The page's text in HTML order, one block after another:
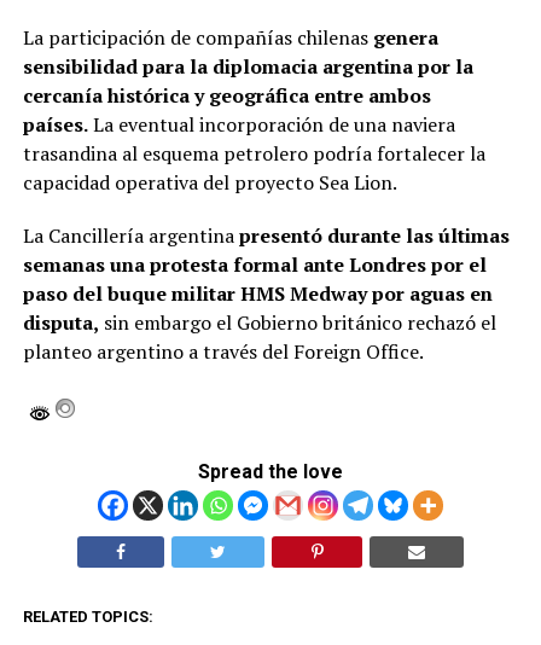
La participación de compañías chilenasgenera
sensibilidad para la diplomacia argentina por la
cercanía histórica y geográfica entre ambos
países.La eventual incorporación de una naviera
trasandina al esquema petrolero podría fortalecer la
capacidad operativa del proyecto Sea Lion.
La Cancillería argentinapresentó durante las últimas
semanas una protesta formal ante Londres por el
paso del buque militar HMS Medway por aguas en
disputa, sin embargo el Gobierno británico rechazó el
planteo argentino a través del Foreign Office.
Spread the love
RELATED TOPICS: